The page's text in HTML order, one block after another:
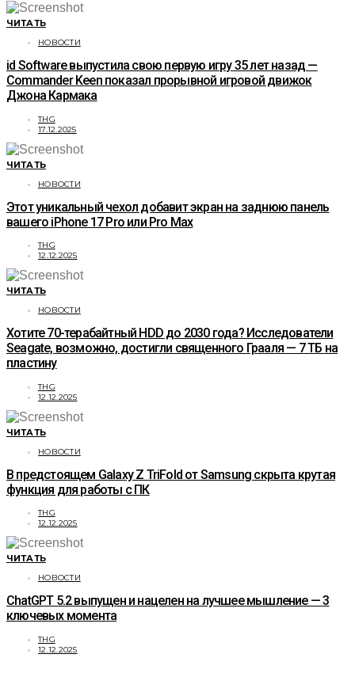
ЧИТАТЬ
НОВОСТИ
id Software выпустила свою первую игру 35 лет назад —
Commander Keen показал прорывной игровой движок
Джона Кармака
THG
17.12.2025
ЧИТАТЬ
НОВОСТИ
Этот уникальный чехол добавит экран на заднюю панель
вашего iPhone 17 Pro или Pro Max
THG
12.12.2025
ЧИТАТЬ
НОВОСТИ
Хотите 70-терабайтный HDD до 2030 года? Исследователи
Seagate, возможно, достигли священного Грааля — 7 ТБ на
пластину
THG
12.12.2025
ЧИТАТЬ
НОВОСТИ
В предстоящем Galaxy Z TriFold от Samsung скрыта крутая
функция для работы с ПК
THG
12.12.2025
ЧИТАТЬ
НОВОСТИ
ChatGPT 5.2 выпущен и нацелен на лучшее мышление — 3
ключевых момента
THG
12.12.2025